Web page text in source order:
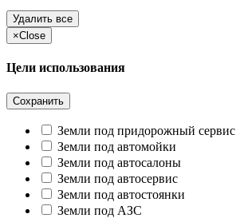
Удалить все
×Close
Цели использования
Сохранить
Земли под придорожный сервис
Земли под автомойки
Земли под автосалоны
Земли под автосервис
Земли под автостоянки
Земли под АЗС